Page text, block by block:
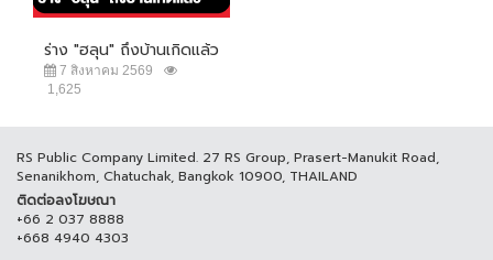
ร่าง "ฮลุน" ถึงบ้านเกิดแล้ว
7 สิงหาคม 2569
1,625
RS Public Company Limited. 27 RS Group, Prasert-Manukit Road,
Senanikhom, Chatuchak, Bangkok 10900, THAILAND
ติดต่อลงโฆษณา
+66 2 037 8888
+668 4940 4303